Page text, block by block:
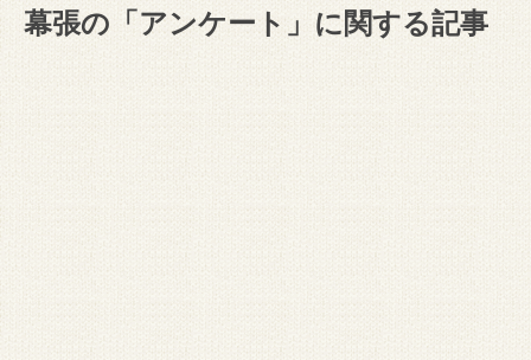
幕張の「アンケート」に関する記事